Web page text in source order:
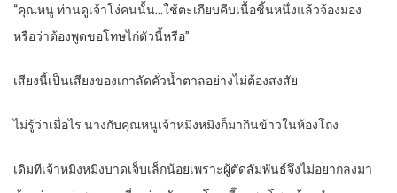
“คุณหนู ท่านดูเจ้าโง่คนนั้น…ใช้ตะเกียบคีบเนื้อชิ้นหนึ่งแล้วจ้องมอง
หรือว่าต้องพูดขอโทษไก่ตัวนี้หรือ”
เสียงนี้เป็นเสียงของเกาลัดคั่วน้ำตาลอย่างไม่ต้องสงสัย
ไม่รู้ว่าเมื่อไร นางกับคุณหนูเจ้าหมิงหมิงก็มากินข้าวในห้องโถง
เดิมทีเจ้าหมิงหมิงบาดเจ็บเล็กน้อยเพราะผู้ตัดสัมพันธ์จึงไม่อยากลงมา